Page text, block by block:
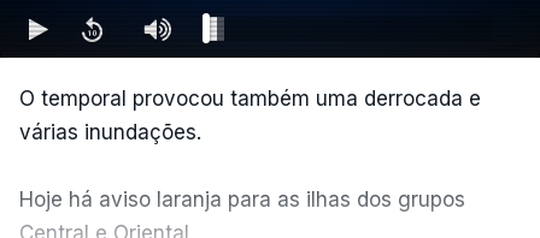
O temporal provocou também uma derrocada e
várias inundações.
Hoje há aviso laranja para as ilhas dos grupos
Central e Oriental.